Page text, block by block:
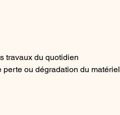
travaux du quotidien
ou dégradation du matériel